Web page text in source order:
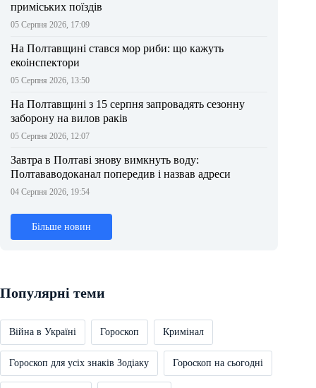
приміських поїздів
05 Серпня 2026, 17:09
На Полтавщині стався мор риби: що кажуть
екоінспектори
05 Серпня 2026, 13:50
На Полтавщині з 15 серпня запровадять сезонну
заборону на вилов раків
05 Серпня 2026, 12:07
Завтра в Полтаві знову вимкнуть воду:
Полтававодоканал попередив і назвав адреси
04 Серпня 2026, 19:54
Більше новин
Популярні теми
Війна в Україні Гороскоп Кримінал
Гороскоп для усіх знаків Зодіаку Гороскоп на сьогодні